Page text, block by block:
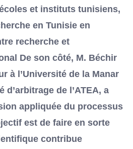
et instituts tunisiens,
en Tunisie en
recherche et
De son côté, M. Béchir
à l’Université de la Manar
d’arbitrage de l’ATEA, a
appliquée du processus
est de faire en sorte
contribue